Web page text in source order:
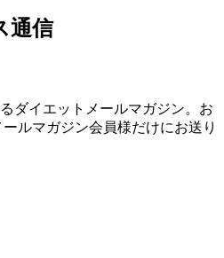
通信
ダイエットメールマガジン。お
ルマガジン会員様だけにお送り